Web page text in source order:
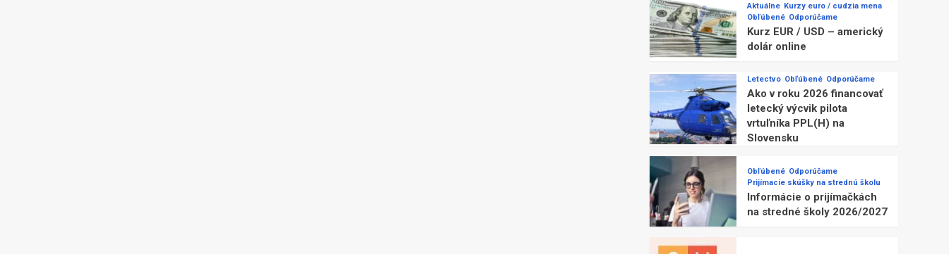
Aktuálne Kurzy euro / cudzia mena
Obľúbené Odporúčame
Kurz EUR / USD – americký
dolár online
Letectvo Obľúbené Odporúčame
Ako v roku 2026 financovať
letecký výcvik pilota
vrtuľníka PPL(H) na
Slovensku
Obľúbené Odporúčame
Prijímacie skúšky na strednú školu
Informácie o prijímačkách
na stredné školy 2026/2027